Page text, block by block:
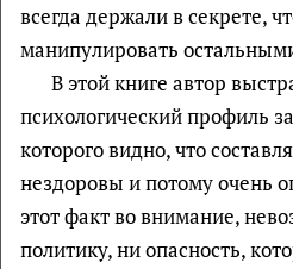
всегда держали в секрете,
манипулировать
В этой книге автор
психологический профиль
которого видно, что
нездоровы и потому очень
этот факт во внимание,
политику, ни опасность,